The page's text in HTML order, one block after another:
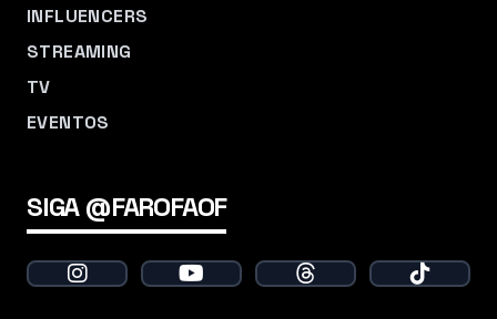
INFLUENCERS
STREAMING
TV
EVENTOS
SIGA @FAROFAOF